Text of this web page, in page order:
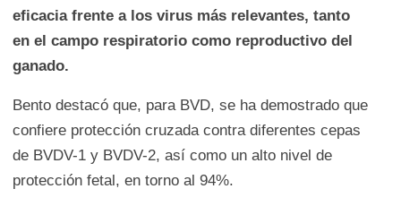
eficacia frente a los virus más relevantes, tanto
en el campo respiratorio como reproductivo del
ganado.
Bento destacó que, para BVD, se ha demostrado que
confiere protección cruzada contra diferentes cepas
de BVDV-1 y BVDV-2, así como un alto nivel de
protección fetal, en torno al 94%.